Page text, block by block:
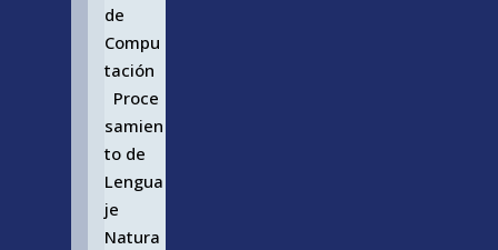
de
Compu
tación
Proce
samien
to de
Lengua
je
Natura